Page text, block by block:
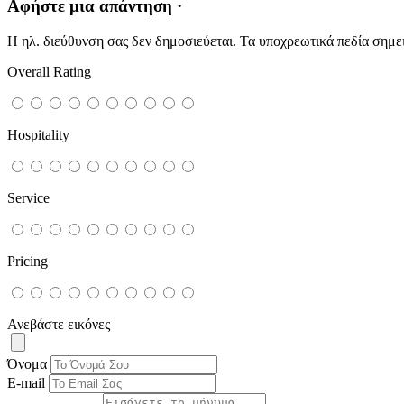
Αφήστε μια απάντηση ·
Η ηλ. διεύθυνση σας δεν δημοσιεύεται. Τα υποχρεωτικά πεδία
Overall Rating
Hospitality
Service
Pricing
Ανεβάστε εικόνες
Όνομα
E-mail